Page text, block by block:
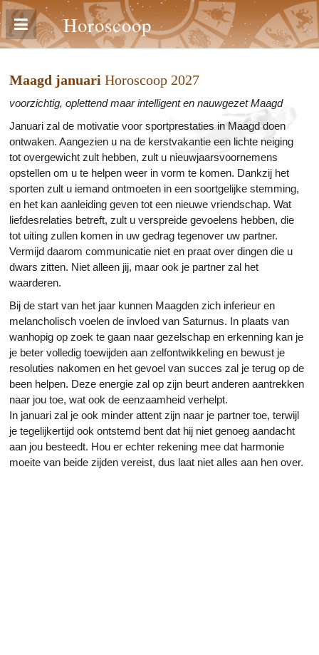
Horoscoop
Maagd januari Horoscoop 2027
voorzichtig, oplettend maar intelligent en nauwgezet Maagd
Januari zal de motivatie voor sportprestaties in Maagd doen
ontwaken. Aangezien u na de kerstvakantie een lichte neiging
tot overgewicht zult hebben, zult u nieuwjaarsvoornemens
opstellen om u te helpen weer in vorm te komen. Dankzij het
sporten zult u iemand ontmoeten in een soortgelijke stemming,
en het kan aanleiding geven tot een nieuwe vriendschap. Wat
liefdesrelaties betreft, zult u verspreide gevoelens hebben, die
tot uiting zullen komen in uw gedrag tegenover uw partner.
Vermijd daarom communicatie niet en praat over dingen die u
dwars zitten. Niet alleen jij, maar ook je partner zal het
waarderen.
Bij de start van het jaar kunnen Maagden zich inferieur en
melancholisch voelen de invloed van Saturnus. In plaats van
wanhopig op zoek te gaan naar gezelschap en erkenning kan je
je beter volledig toewijden aan zelfontwikkeling en bewust je
resoluties nakomen en het gevoel van succes zal je terug op de
been helpen. Deze energie zal op zijn beurt anderen aantrekken
naar jou toe, wat ook de eenzaamheid verhelpt.
In januari zal je ook minder attent zijn naar je partner toe, terwijl
je tegelijkertijd ook ontstemd bent dat hij niet genoeg aandacht
aan jou besteedt. Hou er echter rekening mee dat harmonie
moeite van beide zijden vereist, dus laat niet alles aan hen over.